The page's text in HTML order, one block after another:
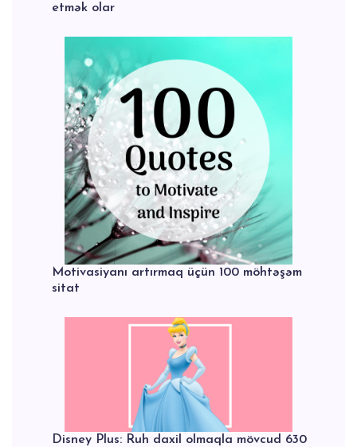
etmək olar
Motivasiyanı artırmaq üçün 100 möhtəşəm
sitat
Disney Plus: Ruh daxil olmaqla mövcud 630